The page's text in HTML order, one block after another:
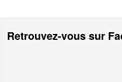
Retrouvez-vous sur